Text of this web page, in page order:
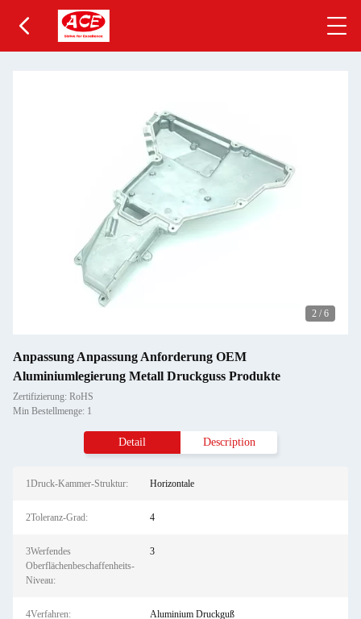
2 / 6
Anpassung Anpassung Anforderung OEM
Aluminiumlegierung Metall Druckguss Produkte
Zertifizierung: RoHS
Min Bestellmenge: 1
Detail Description
1Druck-Kammer-Struktur: Horizontale
2Toleranz-Grad: 4
3Werfendes
Oberflächenbeschaffenheits-
Niveau:
3
4Verfahren: Aluminium Druckguß